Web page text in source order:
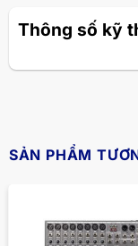
Thông số kỹ
SẢN PHẨM